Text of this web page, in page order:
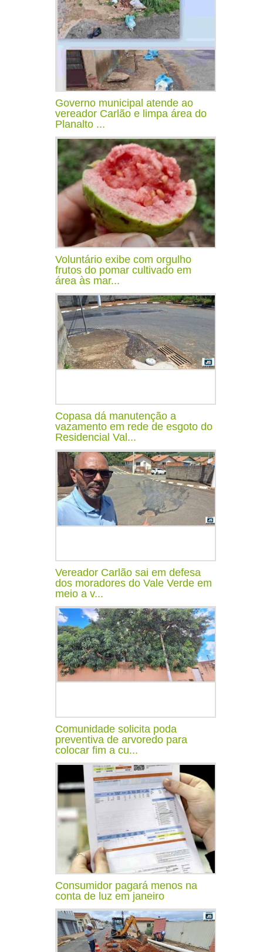
Governo municipal atende ao
vereador Carlão e limpa área do
Planalto ...
Voluntário exibe com orgulho
frutos do pomar cultivado em
área às mar...
Copasa dá manutenção a
vazamento em rede de esgoto do
Residencial Val...
Vereador Carlão sai em defesa
dos moradores do Vale Verde em
meio a v...
Comunidade solicita poda
preventiva de arvoredo para
colocar fim a cu...
Consumidor pagará menos na
conta de luz em janeiro